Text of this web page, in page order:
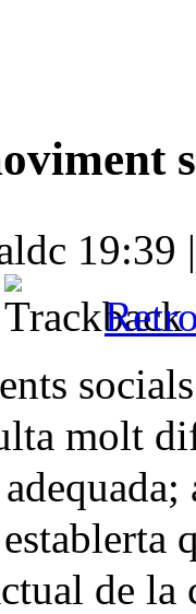
19:39
molt
de la